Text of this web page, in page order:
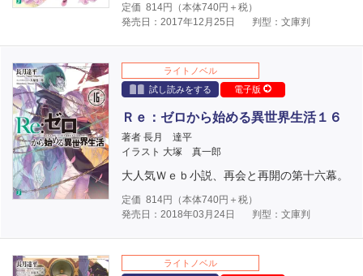
定価 814円（本体740円＋税）
発売日：2017年12月25日
判型：文庫判
ライトノベル
試し読みをする
電子版
Ｒｅ：ゼロから始める異世界生活１６
著者 長月 達平
イラスト 大塚 真一郎
大人気Ｗｅｂ小説、再会と再開の第十六幕。
定価 814円（本体740円＋税）
発売日：2018年03月24日
判型：文庫判
ライトノベル